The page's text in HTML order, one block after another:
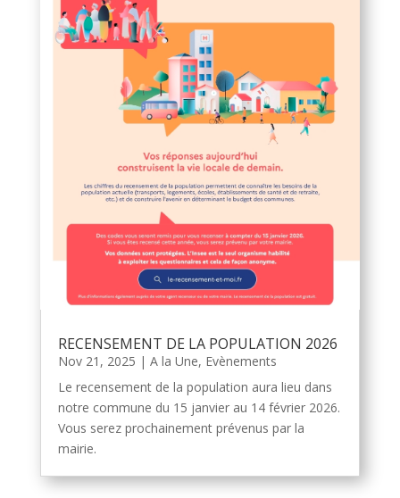
RECENSEMENT DE LA POPULATION 2026
Nov 21, 2025 | A la Une, Evènements
Le recensement de la population aura lieu dans
notre commune du 15 janvier au 14 février 2026.
Vous serez prochainement prévenus par la
mairie.